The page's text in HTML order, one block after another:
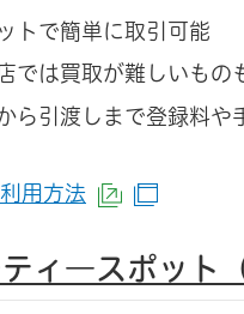
トで簡単に取引可能
では買取が難しいもの
ら引渡しまで登録料や
用方法 （外部サイ
ィ―スポット